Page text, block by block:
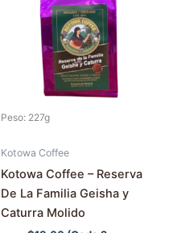
Peso: 227g
Kotowa Coffee
Kotowa Coffee – Reserva
De La Familia Geisha y
Caturra Molido
múltiples
variantes.
Las
opciones
se
página
de